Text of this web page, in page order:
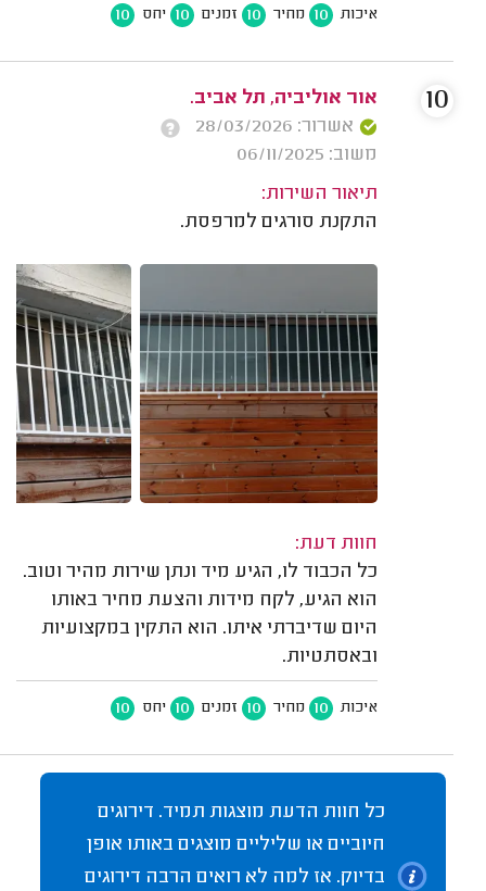
איכות 10 מחיר 10 זמנים 10 יחס 10
אור אוליביה, תל אביב.
אשרור: 28/03/2026
משוב: 06/11/2025
תיאור השירות:
התקנת סורגים למרפסת.
חוות דעת:
כל הכבוד לו, הגיע מיד ונתן שירות מהיר וטוב.
הוא הגיע, לקח מידות והצעת מחיר באותו
היום שדיברתי איתו. הוא התקין במקצועיות
ובאסתטיות.
איכות 10 מחיר 10 זמנים 10 יחס 10
10
כל חוות הדעת מוצגות תמיד. דירוגים
חיוביים או שליליים מוצגים באותו אופן
בדיוק. אז למה לא רואים הרבה דירוגים